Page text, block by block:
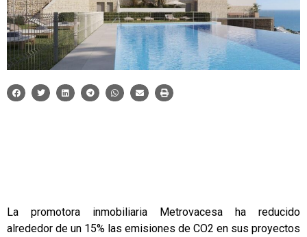
La promotora inmobiliaria Metrovacesa ha reducido
alrededor de un 15% las emisiones de CO2 en sus proyectos